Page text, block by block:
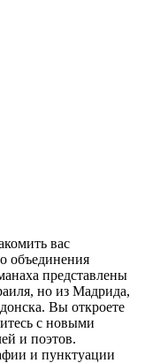
вас
объединения
представлены
но из Мадрида,
Вы откроете
с новыми
и поэтов.
и пунктуации